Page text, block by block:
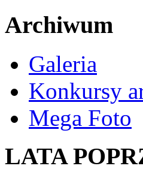
Archiwum
Galeria
Konkursy
Mega Foto
LATA